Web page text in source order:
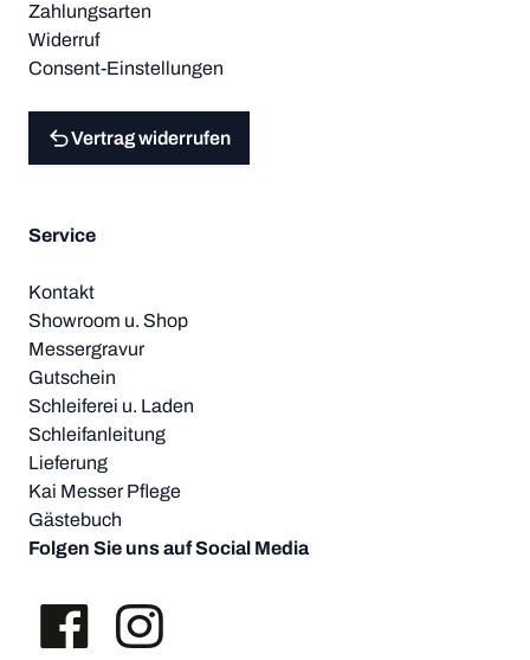
Zahlungsarten
Widerruf
Consent-Einstellungen
Vertrag widerrufen
Service
Kontakt
Showroom u. Shop
Messergravur
Gutschein
Schleiferei u. Laden
Schleifanleitung
Lieferung
Kai Messer Pflege
Gästebuch
Folgen Sie uns auf Social Media